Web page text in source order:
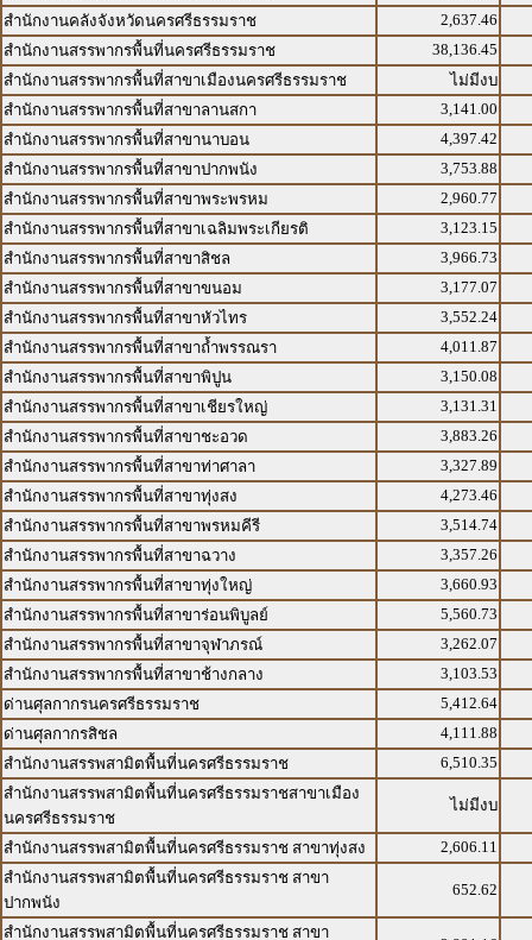
สำนักงานคลังจังหวัดนครศรีธรรมราช
2,637.46
สำนักงานสรรพากรพื้นที่นครศรีธรรมราช
38,136.45
สำนักงานสรรพากรพื้นที่สาขาเมืองนครศรีธรรมราช
ไม่มีงบ
สำนักงานสรรพากรพื้นที่สาขาลานสกา
3,141.00
สำนักงานสรรพากรพื้นที่สาขานาบอน
4,397.42
สำนักงานสรรพากรพื้นที่สาขาปากพนัง
3,753.88
สำนักงานสรรพากรพื้นที่สาขาพระพรหม
2,960.77
สำนักงานสรรพากรพื้นที่สาขาเฉลิมพระเกียรติ
3,123.15
สำนักงานสรรพากรพื้นที่สาขาสิชล
3,966.73
สำนักงานสรรพากรพื้นที่สาขาขนอม
3,177.07
สำนักงานสรรพากรพื้นที่สาขาหัวไทร
3,552.24
สำนักงานสรรพากรพื้นที่สาขาถ้ำพรรณรา
4,011.87
สำนักงานสรรพากรพื้นที่สาขาพิปูน
3,150.08
สำนักงานสรรพากรพื้นที่สาขาเชียรใหญ่
3,131.31
สำนักงานสรรพากรพื้นที่สาขาชะอวด
3,883.26
สำนักงานสรรพากรพื้นที่สาขาท่าศาลา
3,327.89
สำนักงานสรรพากรพื้นที่สาขาทุ่งสง
4,273.46
สำนักงานสรรพากรพื้นที่สาขาพรหมคีรี
3,514.74
สำนักงานสรรพากรพื้นที่สาขาฉวาง
3,357.26
สำนักงานสรรพากรพื้นที่สาขาทุ่งใหญ่
3,660.93
สำนักงานสรรพากรพื้นที่สาขาร่อนพิบูลย์
5,560.73
สำนักงานสรรพากรพื้นที่สาขาจุฬาภรณ์
3,262.07
สำนักงานสรรพากรพื้นที่สาขาช้างกลาง
3,103.53
ด่านศุลกากรนครศรีธรรมราช
5,412.64
ด่านศุลกากรสิชล
4,111.88
สำนักงานสรรพสามิตพื้นที่นครศรีธรรมราช
6,510.35
สำนักงานสรรพสามิตพื้นที่นครศรีธรรมราชสาขาเมือง
นครศรีธรรมราช
ไม่มีงบ
สำนักงานสรรพสามิตพื้นที่นครศรีธรรมราช สาขาทุ่งสง
2,606.11
สำนักงานสรรพสามิตพื้นที่นครศรีธรรมราช สาขา
ปากพนัง
652.62
สำนักงานสรรพสามิตพื้นที่นครศรีธรรมราช สาขา